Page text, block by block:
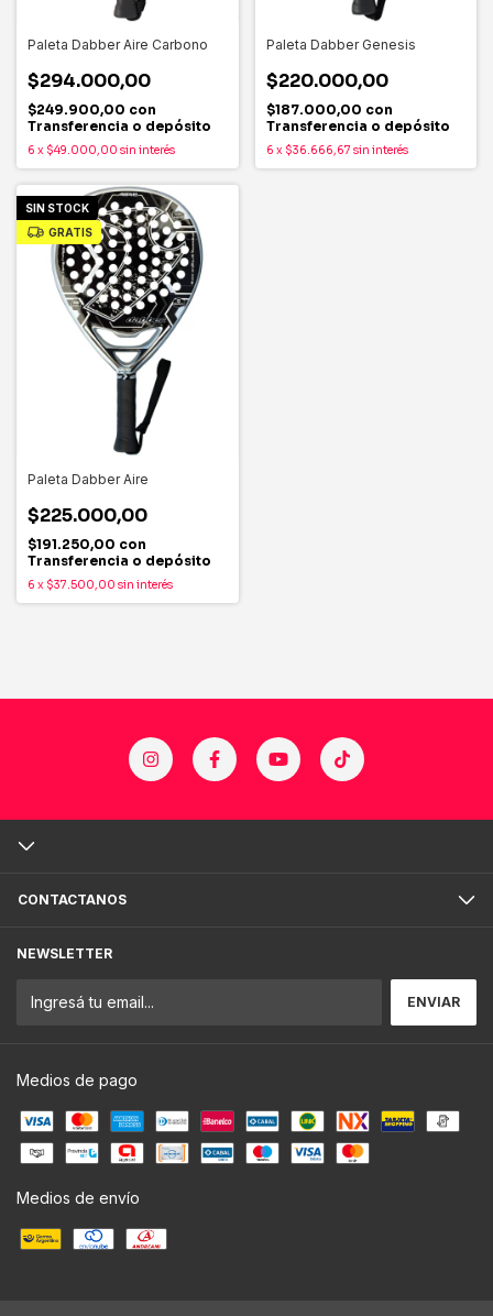
Paleta Dabber Aire Carbono
$294.000,00
$249.900,00 con
Transferencia o depósito
6 x $49.000,00 sin interés
Paleta Dabber Genesis
$220.000,00
$187.000,00 con
Transferencia o depósito
6 x $36.666,67 sin interés
SIN STOCK
GRATIS
Paleta Dabber Aire
$225.000,00
$191.250,00 con
Transferencia o depósito
6 x $37.500,00 sin interés
CONTACTANOS
NEWSLETTER
Medios de pago
Medios de envío